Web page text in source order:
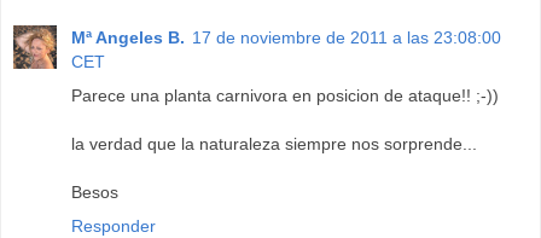
Mª Angeles B. 17 de noviembre de 2011 a las 23:08:00
CET
Parece una planta carnivora en posicion de ataque!! ;-))
la verdad que la naturaleza siempre nos sorprende...
Besos
Responder